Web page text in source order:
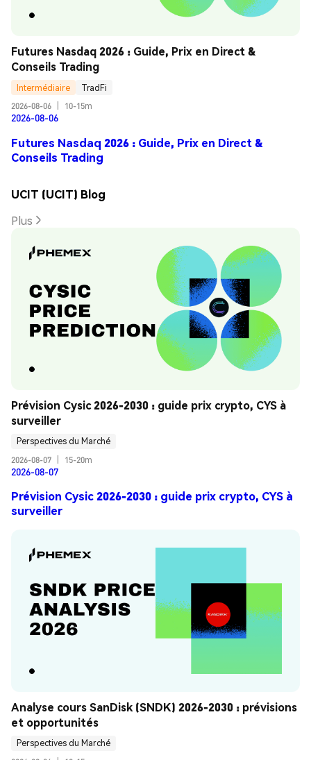
Futures Nasdaq 2026 : Guide, Prix en Direct &
Conseils Trading
Intermédiaire
TradFi
2026-08-06
10-15m
2026-08-06
Futures Nasdaq 2026 : Guide, Prix en Direct &
Conseils Trading
UCIT (UCIT) Blog
Plus
Prévision Cysic 2026-2030 : guide prix crypto, CYS à
surveiller
Perspectives du Marché
2026-08-07
15-20m
2026-08-07
Prévision Cysic 2026-2030 : guide prix crypto, CYS à
surveiller
Analyse cours SanDisk (SNDK) 2026-2030 : prévisions
et opportunités
Perspectives du Marché